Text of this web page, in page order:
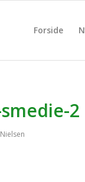
Forside
2